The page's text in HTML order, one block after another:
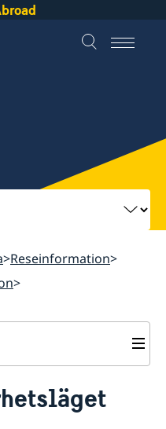
Reseinformation